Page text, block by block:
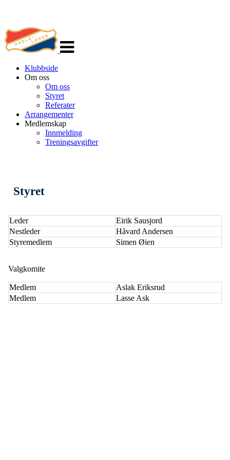
navigasjon
Klubbside
Om oss
Om oss
Styret
Referater
Arrangementer
Medlemskap
Innmelding
Treningsavgifter
Styret
Leder
Eirik Sausjord
Nestleder
Håvard Andersen
Styremedlem
Simen Øien
Valgkomite
Medlem
Aslak Eriksrud
Medlem
Lasse Ask